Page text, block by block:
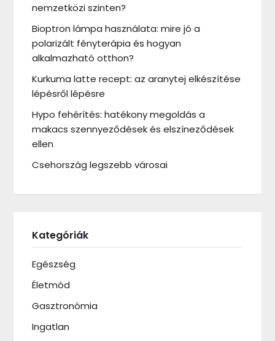
nemzetközi szinten?
Bioptron lámpa használata: mire jó a
polarizált fényterápia és hogyan
alkalmazható otthon?
Kurkuma latte recept: az aranytej elkészítése
lépésről lépésre
Hypo fehérítés: hatékony megoldás a
makacs szennyeződések és elszíneződések
ellen
Csehország legszebb városai
Kategóriák
Egészség
Életmód
Gasztronómia
Ingatlan